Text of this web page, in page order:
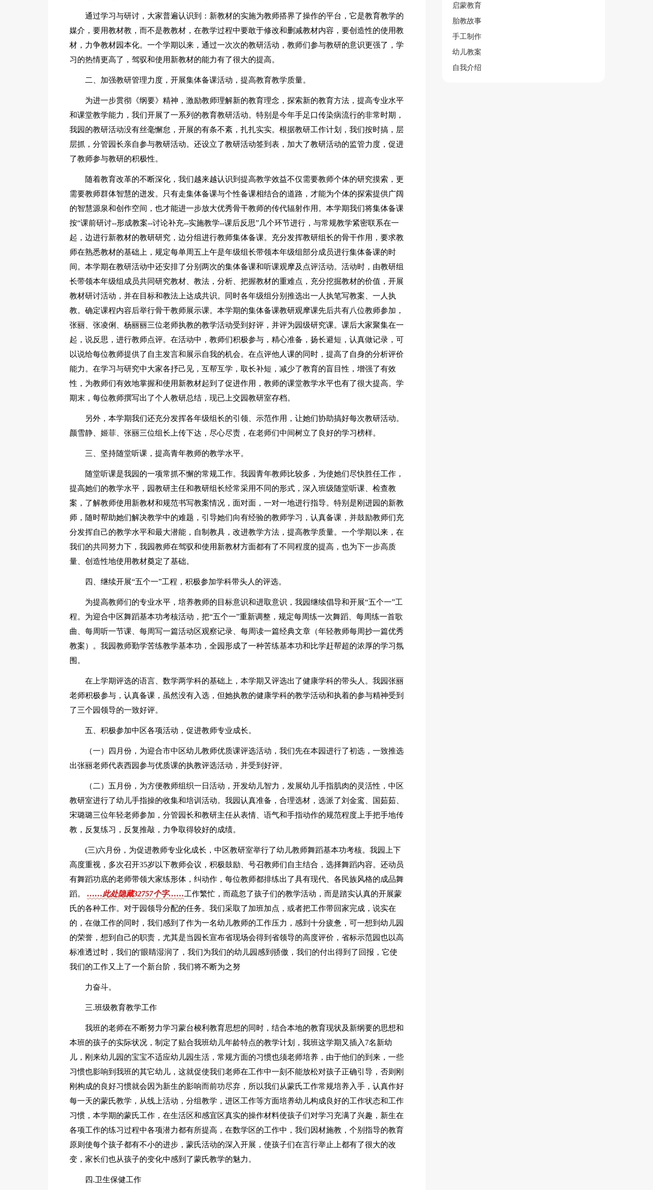
通过学习与研讨，大家普遍认识到：新教材的实施为教师搭界了操作的平台，它是教育教学的
媒介，要用教材教，而不是教教材，在教学过程中要敢于修改和删减教材内容，要创造性的使用教
材，力争教材园本化。一个学期以来，通过一次次的教研活动，教师们参与教研的意识更强了，学
习的热情更高了，驾驭和使用新教材的能力有了很大的提高。
二、加强教研管理力度，开展集体备课活动，提高教育教学质量。
为进一步贯彻《纲要》精神，激励教师理解新的教育理念，探索新的教育方法，提高专业水平
和课堂教学能力，我们开展了一系列的教育教研活动。特别是今年手足口传染病流行的非常时期，
我园的教研活动没有丝毫懈怠，开展的有条不紊，扎扎实实。根据教研工作计划，我们按时搞，层
层抓，分管园长亲自参与教研活动。还设立了教研活动签到表，加大了教研活动的监管力度，促进
了教师参与教研的积极性。
随着教育改革的不断深化，我们越来越认识到提高教学效益不仅需要教师个体的研究摸索，更
需要教师群体智慧的迸发。只有走集体备课与个性备课相结合的道路，才能为个体的探索提供广阔
的智慧源泉和创作空间，也才能进一步放大优秀骨干教师的传代辐射作用。本学期我们将集体备课
按“课前研讨--形成教案--讨论补充--实施教学--课后反思”几个环节进行，与常规教学紧密联系在一
起，边进行新教材的教研研究，边分组进行教师集体备课。充分发挥教研组长的骨干作用，要求教
师在熟悉教材的基础上，规定每单周五上午是年级组长带领本年级组部分成员进行集体备课的时
间。本学期在教研活动中还安排了分别两次的集体备课和听课观摩及点评活动。活动时，由教研组
长带领本年级组成员共同研究教材、教法，分析、把握教材的重难点，充分挖掘教材的价值，开展
教材研讨活动，并在目标和教法上达成共识。同时各年级组分别推选出一人执笔写教案、一人执
教。确定课程内容后举行骨干教师展示课。本学期的集体备课教研观摩课先后共有八位教师参加，
张丽、张凌俐、杨丽丽三位老师执教的教学活动受到好评，并评为园级研究课。课后大家聚集在一
起，说反思，进行教师点评。在活动中，教师们积极参与，精心准备，扬长避短，认真做记录，可
以说给每位教师提供了自主发言和展示自我的机会。在点评他人课的同时，提高了自身的分析评价
能力。在学习与研究中大家各抒己见，互帮互学，取长补短，减少了教育的盲目性，增强了有效
性，为教师们有效地掌握和使用新教材起到了促进作用，教师的课堂教学水平也有了很大提高。学
期末，每位教师撰写出了个人教研总结，现已上交园教研室存档。
另外，本学期我们还充分发挥各年级组长的引领、示范作用，让她们协助搞好每次教研活动。
颜雪静、姬菲、张丽三位组长上传下达，尽心尽责，在老师们中间树立了良好的学习榜样。
三、坚持随堂听课，提高青年教师的教学水平。
随堂听课是我园的一项常抓不懈的常规工作。我园青年教师比较多，为使她们尽快胜任工作，
提高她们的教学水平，园教研主任和教研组长经常采用不同的形式，深入班级随堂听课、检查教
案，了解教师使用新教材和规范书写教案情况，面对面，一对一地进行指导。特别是刚进园的新教
师，随时帮助她们解决教学中的难题，引导她们向有经验的教师学习，认真备课，并鼓励教师们充
分发挥自己的教学水平和最大潜能，自制教具，改进教学方法，提高教学质量。一个学期以来，在
我们的共同努力下，我园教师在驾驭和使用新教材方面都有了不同程度的提高，也为下一步高质
量、创造性地使用教材奠定了基础。
四、继续开展“五个一”工程，积极参加学科带头人的评选。
为提高教师们的专业水平，培养教师的目标意识和进取意识，我园继续倡导和开展“五个一”工
程。为迎合中区舞蹈基本功考核活动，把“五个一”重新调整，规定每周练一次舞蹈、每周练一首歌
曲、每周听一节课、每周写一篇活动区观察记录、每周读一篇经典文章（年轻教师每周抄一篇优秀
教案）。我园教师勤学苦练教学基本功，全园形成了一种苦练基本功和比学赶帮超的浓厚的学习氛
围。
在上学期评选的语言、数学两学科的基础上，本学期又评选出了健康学科的带头人。我园张丽
老师积极参与，认真备课，虽然没有入选，但她执教的健康学科的教学活动和执着的参与精神受到
了三个园领导的一致好评。
五、积极参加中区各项活动，促进教师专业成长。
（一）四月份，为迎合市中区幼儿教师优质课评选活动，我们先在本园进行了初选，一致推选
出张丽老师代表西园参与优质课的执教评选活动，并受到好评。
（二）五月份，为方便教师组织一日活动，开发幼儿智力，发展幼儿手指肌肉的灵活性，中区
教研室进行了幼儿手指操的收集和培训活动。我园认真准备，合理选材，选派了刘金鸾、国茹茹、
宋璐璐三位年轻老师参加，分管园长和教研主任从表情、语气和手指动作的规范程度上手把手地传
教，反复练习，反复推敲，力争取得较好的成绩。
(三)六月份，为促进教师专业化成长，中区教研室举行了幼儿教师舞蹈基本功考核。我园上下
高度重视，多次召开35岁以下教师会议，积极鼓励、号召教师们自主结合，选择舞蹈内容。还动员
有舞蹈功底的老师带领大家练形体，纠动作，每位教师都排练出了具有现代、各民族风格的成品舞
蹈。……此处隐藏32757个字……工作繁忙，而疏忽了孩子们的教学活动，而是踏实认真的开展蒙
氏的各种工作。对于园领导分配的任务。我们采取了加班加点，或者把工作带回家完成，说实在
的，在做工作的同时，我们感到了作为一名幼儿教师的工作压力，感到十分疲惫，可一想到幼儿园
的荣誉，想到自己的职责，尤其是当园长宣布省现场会得到省领导的高度评价，省标示范园也以高
标准透过时，我们的'眼睛湿润了，我们为我们的幼儿园感到骄傲，我们的付出得到了回报，它使
我们的工作又上了一个新台阶，我们将不断为之努
力奋斗。
三.班级教育教学工作
我班的老师在不断努力学习蒙台梭利教育思想的同时，结合本地的教育现状及新纲要的思想和
本班的孩子的实际状况，制定了贴合我班幼儿年龄特点的教学计划，我班这学期又插入7名新幼
儿，刚来幼儿园的宝宝不适应幼儿园生活，常规方面的习惯也须老师培养，由于他们的到来，一些
习惯也影响到我班的其它幼儿，这就促使我们老师在工作中一刻不能放松对孩子正确引导，否则刚
刚构成的良好习惯就会因为新生的影响而前功尽弃，所以我们从蒙氏工作常规培养入手，认真作好
每一天的蒙氏教学，从线上活动，分组教学，进区工作等方面培养幼儿构成良好的工作状态和工作
习惯，本学期的蒙氏工作，在生活区和感宜区真实的操作材料使孩子们对学习充满了兴趣，新生在
各项工作的练习过程中各项潜力都有所提高，在数学区的工作中，我们因材施教，个别指导的教育
原则使每个孩子都有不小的进步，蒙氏活动的深入开展，使孩子们在言行举止上都有了很大的改
变，家长们也从孩子的变化中感到了蒙氏教学的魅力。
四.卫生保健工作
启蒙教育
胎教故事
手工制作
幼儿教案
自我介绍